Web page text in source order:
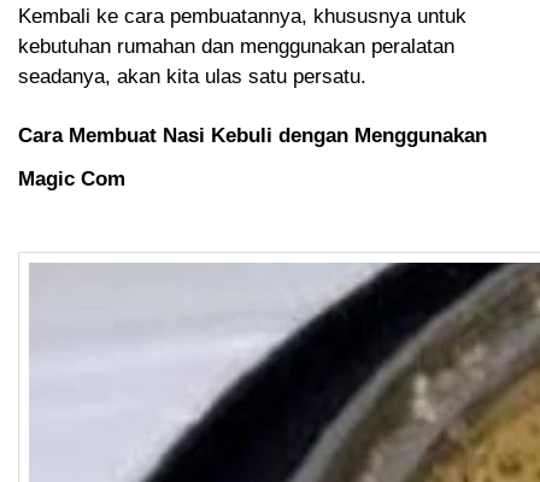
Kembali ke cara pembuatannya, khususnya untuk
kebutuhan rumahan dan menggunakan peralatan
seadanya, akan kita ulas satu persatu.
Cara Membuat Nasi Kebuli dengan Menggunakan
Magic Com